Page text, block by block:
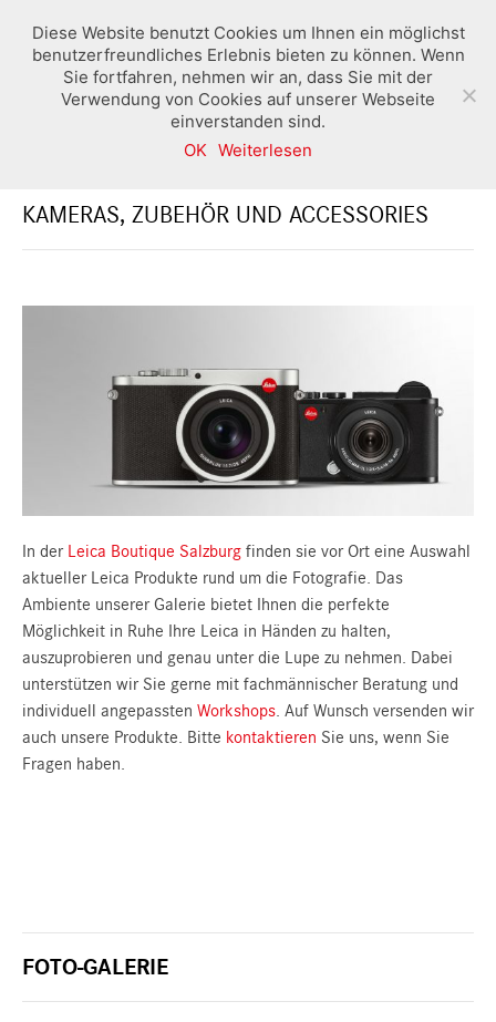
KAMERAS, ZUBEHÖR UND ACCESSORIES
In der Leica Boutique Salzburg finden sie vor Ort eine Auswahl
aktueller Leica Produkte rund um die Fotografie. Das
Ambiente unserer Galerie bietet Ihnen die perfekte
Möglichkeit in Ruhe Ihre Leica in Händen zu halten,
auszuprobieren und genau unter die Lupe zu nehmen. Dabei
unterstützen wir Sie gerne mit fachmännischer Beratung und
individuell angepassten Workshops. Auf Wunsch versenden wir
auch unsere Produkte. Bitte kontaktieren Sie uns, wenn Sie
Fragen haben.
FOTO-GALERIE
Diese Website benutzt Cookies um Ihnen ein möglichst
benutzerfreundliches Erlebnis bieten zu können. Wenn
Sie fortfahren, nehmen wir an, dass Sie mit der
Verwendung von Cookies auf unserer Webseite
einverstanden sind.
OK Weiterlesen